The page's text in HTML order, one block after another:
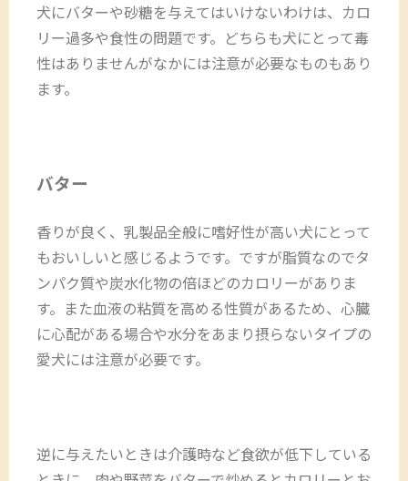
犬にバターや砂糖を与えてはいけないわけは、カロ
リー過多や食性の問題です。どちらも犬にとって毒
性はありませんがなかには注意が必要なものもあり
ます。
バター
香りが良く、乳製品全般に嗜好性が高い犬にとって
もおいしいと感じるようです。ですが脂質なのでタ
ンパク質や炭水化物の倍ほどのカロリーがありま
す。また血液の粘質を高める性質があるため、心臓
に心配がある場合や水分をあまり摂らないタイプの
愛犬には注意が必要です。
逆に与えたいときは介護時など食欲が低下している